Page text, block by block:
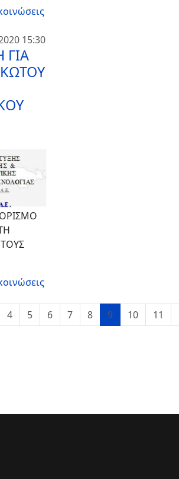
15:30
ΓΙΑ
4 5 6 7 8 9 10 11